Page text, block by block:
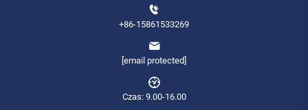
+86-15861533269
[email protected]
Czas: 9.00-16.00